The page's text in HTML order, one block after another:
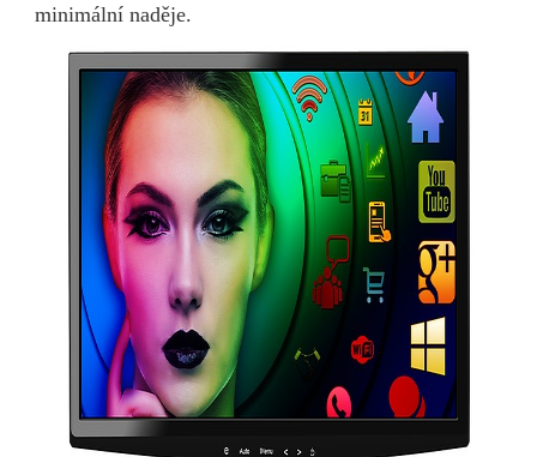
minimální naděje.